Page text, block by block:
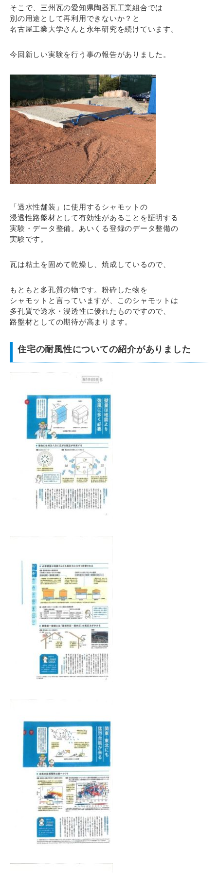
そこで、三州瓦の愛知県陶器瓦工業組合では
別の用途として再利用できないか？と
名古屋工業大学さんと永年研究を続けています。
今回新しい実験を行う事の報告がありました。
「透水性舗装」に使用するシャモットの
浸透性路盤材として有効性があることを証明する
実験・データ整備。あいくる登録のデータ整備の
実験です。
瓦は粘土を固めて乾燥し、焼成しているので、
もともと多孔質の物です。粉砕した物を
シャモットと言っていますが、このシャモットは
多孔質で透水・浸透性に優れたものですので、
路盤材としての期待が高まります。
住宅の耐風性についての紹介がありました